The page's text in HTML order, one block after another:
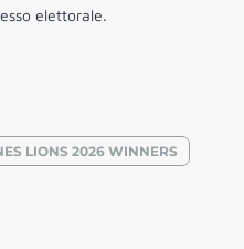
elettorale.
LIONS 2026 WINNERS